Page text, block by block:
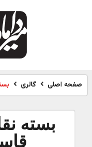
صفحه اصلی گالری
بسته